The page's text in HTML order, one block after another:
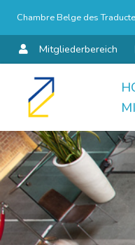
Chambre Belge des
Mitgliederbereich
Skip
content